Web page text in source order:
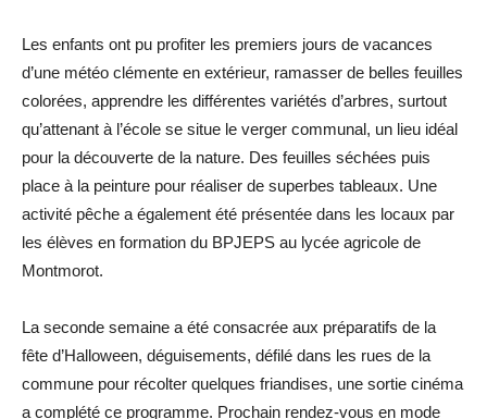
Les enfants ont pu profiter les premiers jours de vacances
d’une météo clémente en extérieur, ramasser de belles feuilles
colorées, apprendre les différentes variétés d’arbres, surtout
qu’attenant à l’école se situe le verger communal, un lieu idéal
pour la découverte de la nature. Des feuilles séchées puis
place à la peinture pour réaliser de superbes tableaux. Une
activité pêche a également été présentée dans les locaux par
les élèves en formation du BPJEPS au lycée agricole de
Montmorot.
La seconde semaine a été consacrée aux préparatifs de la
fête d’Halloween, déguisements, défilé dans les rues de la
commune pour récolter quelques friandises, une sortie cinéma
a complété ce programme. Prochain rendez-vous en mode